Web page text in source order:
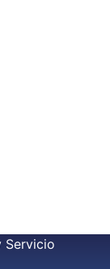
Servicio